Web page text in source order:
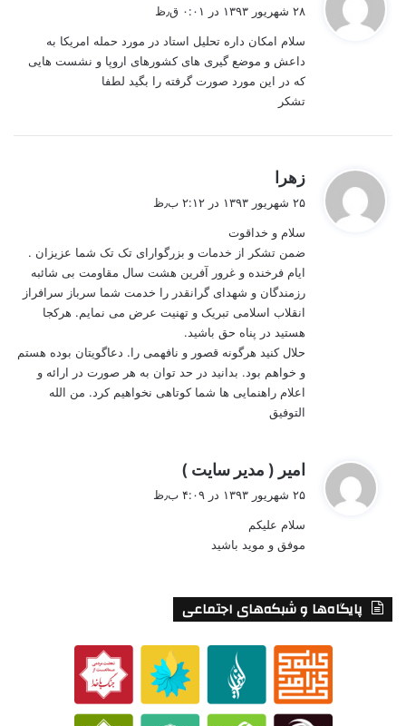
:
۲۸ شهریور ۱۳۹۳ در ۰:۰۱ ق٫ظ
سلام امکان داره تحلیل استاد در مورد حمله امریکا به
داعش و موضع گیری های کشورهای اروپا و نشست هایی
که در این مورد صورت گرفته را بگید لطفا
تشکر
زهرا
:
۲۵ شهریور ۱۳۹۳ در ۲:۱۲ ب٫ظ
سلام و خداقوت
ضمن تشکر از خدمات و بزرگوارای تک تک شما عزیزان .
ایام فرخنده و غرور آفرین هشت سال مقاومت بی شائبه
رزمندگان و شهدای گرانقدر را خدمت شما سرباز سرافراز
انقلاب اسلامی تبریک و تهنیت عرض می نمایم. هرکجا
هستید در پناه حق باشید.
حلال کنید هرگونه قصور و نافهمی را. دعاگویتان بوده هستم
و خواهم بود. بدانید در حد توان به هر صورت در ارائه و
اعلام راهنمایی ها شما کوتاهی نخواهیم کرد. من الله
التوفیق
امیر ( مدیر سایت )
۲۵ شهریور ۱۳۹۳ در ۴:۰۹ ب٫ظ
سلام علیکم
موفق و موید باشید
پایگاه‌ها و شبکه‌های اجتماعی